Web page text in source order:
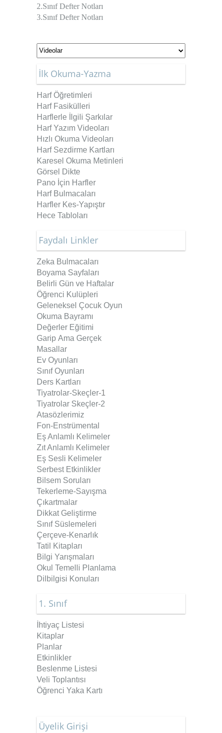
2.Sınıf Defter Notları
3.Sınıf Defter Notları
İlk Okuma-Yazma
Harf Öğretimleri
Harf Fasikülleri
Harflerle İlgili Şarkılar
Harf Yazım Videoları
Hızlı Okuma Videoları
Harf Sezdirme Kartları
Karesel Okuma Metinleri
Görsel Dikte
Pano İçin Harfler
Harf Bulmacaları
Harfler Kes-Yapıştır
Hece Tabloları
Faydalı Linkler
Zeka Bulmacaları
Boyama Sayfaları
Belirli Gün ve Haftalar
Öğrenci Kulüpleri
Geleneksel Çocuk Oyun
Okuma Bayramı
Değerler Eğitimi
Garip Ama Gerçek
Masallar
Ev Oyunları
Sınıf Oyunları
Ders Kartları
Tiyatrolar-Skeçler-1
Tiyatrolar Skeçler-2
Atasözlerimiz
Fon-Enstrümental
Eş Anlamlı Kelimeler
Zıt Anlamlı Kelimeler
Eş Sesli Kelimeler
Serbest Etkinlikler
Bilsem Soruları
Tekerleme-Sayışma
Çıkartmalar
Dikkat Geliştirme
Sınıf Süslemeleri
Çerçeve-Kenarlık
Tatil Kitapları
Bilgi Yarışmaları
Okul Temelli Planlama
Dilbilgisi Konuları
1. Sınıf
İhtiyaç Listesi
Kitaplar
Planlar
Etkinlikler
Beslenme Listesi
Veli Toplantısı
Öğrenci Yaka Kartı
Üyelik Girişi